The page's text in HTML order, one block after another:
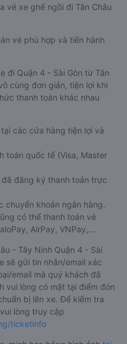
vé xe ghế ngồi đi Tân Châu
vé phù hợp và tiến hành
đi Quận 4 - Sài Gòn từ Tân
cùng đơn giản, tiện lợi khi
thanh toán khác nhau
các cửa hàng tiện lợi và
toán quốc tế (Visa, Master
đăng ký thanh toán trực
chuyển khoản ngân hàng.
có thể thanh toán vé
AirPay, VNPay,…
- Tây Ninh Quận 4 - Sài
sẽ gửi tin nhắn/email xác
email mà quý khách đã
vui lòng có mặt tại điểm đón
bị lên xe. Để kiểm tra
lòng truy cập
ticketinfo